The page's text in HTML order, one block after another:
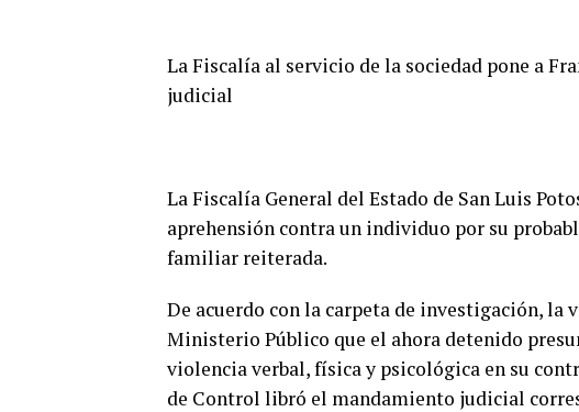
La Fiscalía al servicio de la sociedad pone a
judicial
La Fiscalía General del Estado de San Luis
aprehensión contra un individuo por su
familiar reiterada.
De acuerdo con la carpeta de investigación, la
Ministerio Público que el ahora detenido
violencia verbal, física y psicológica en su
de Control libró el mandamiento judicial